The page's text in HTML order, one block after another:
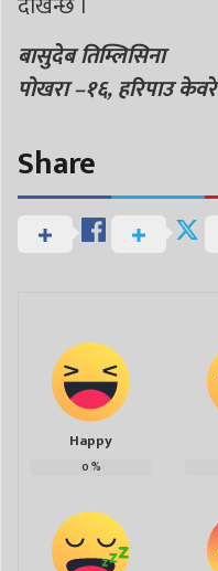
बासुदेब तिम्लिसिना
पोखरा –१६, हरिपाउ केवरे
Share
Happy
0%